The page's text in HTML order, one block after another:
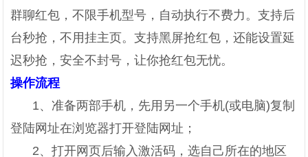
群聊红包，不限手机型号，自动执行不费力。支持后
台秒抢，不用挂主页。支持黑屏抢红包，还能设置延
迟秒抢，安全不封号，让你抢红包无忧。
操作流程
1、准备两部手机，先用另一个手机(或电脑)复制
登陆网址在浏览器打开登陆网址；
2、打开网页后输入激活码，选自己所在的地区